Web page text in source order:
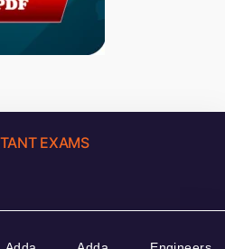
EXAMS